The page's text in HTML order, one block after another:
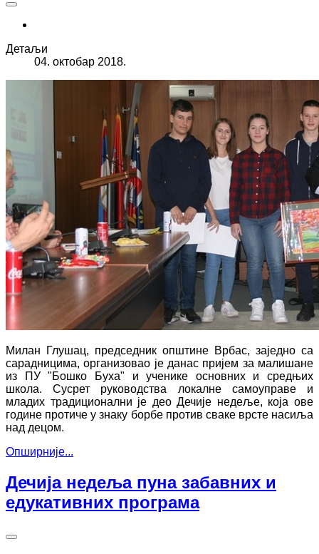
Детаљи
04. октобар 2018.
Милан Глушац, председник општине Врбас, заједно са
сарадницима, организовао је данас пријем за малишане
из ПУ "Бошко Буха" и ученике основних и средњих
школа. Сусрет руководства локалне самоуправе и
младих традиционални је део Дечије недеље, која ове
године протиче у знаку борбе против сваке врсте насиља
над децом.
Опширније...
Дечија недеља пуна забавних и
едукативних програма